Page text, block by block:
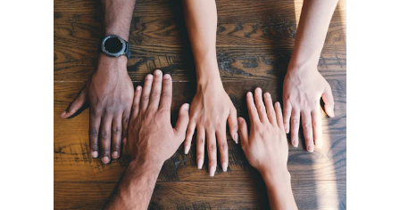
With TOC & Sidebar
With Sticky TOC
No TOC
No Sidebar
No TOC & Sidebar
Members Only Post
Members Only Post (No TOC, No Sidebar)
Landing
SUBSCRIBE